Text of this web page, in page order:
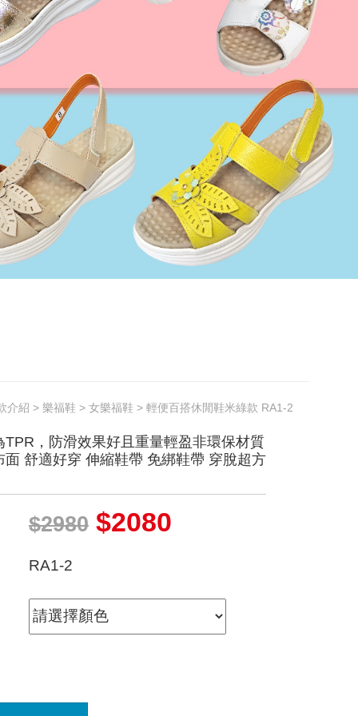
介紹 > 樂福鞋 > 女樂福鞋 > 輕便百搭休閒鞋米綠款 RA1-2
TPR，防滑效果好且重量輕盈非環保材質
面 舒適好穿 伸縮鞋帶 免綁鞋帶 穿脫超方
$2980$2080
RA1-2